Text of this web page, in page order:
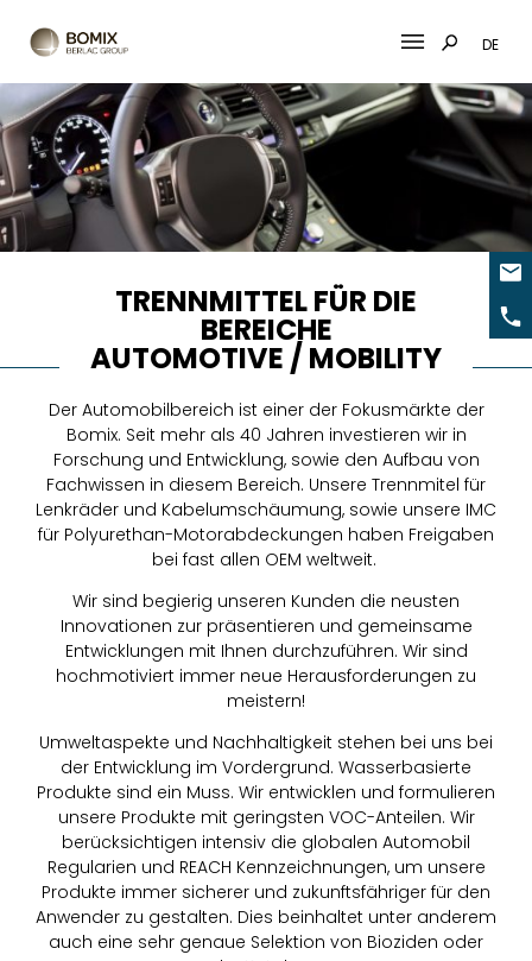
Skip
to
content
DE
TRENNMITTEL FÜR DIE
BEREICHE
AUTOMOTIVE / MOBILITY
Der Automobilbereich ist einer der Fokusmärkte der
Bomix. Seit mehr als 40 Jahren investieren wir in
Forschung und Entwicklung, sowie den Aufbau von
Fachwissen in diesem Bereich. Unsere Trennmitel für
Lenkräder und Kabelumschäumung, sowie unsere IMC
für Polyurethan-Motorabdeckungen haben Freigaben
bei fast allen OEM weltweit.
Wir sind begierig unseren Kunden die neusten
Innovationen zur präsentieren und gemeinsame
Entwicklungen mit Ihnen durchzuführen. Wir sind
hochmotiviert immer neue Herausforderungen zu
meistern!
Umweltaspekte und Nachhaltigkeit stehen bei uns bei
der Entwicklung im Vordergrund. Wasserbasierte
Produkte sind ein Muss. Wir entwicklen und formulieren
unsere Produkte mit geringsten VOC-Anteilen. Wir
berücksichtigen intensiv die globalen Automobil
Regularien und REACH Kennzeichnungen, um unsere
Produkte immer sicherer und zukunftsfähriger für den
Anwender zu gestalten. Dies beinhaltet unter anderem
auch eine sehr genaue Selektion von Bioziden oder